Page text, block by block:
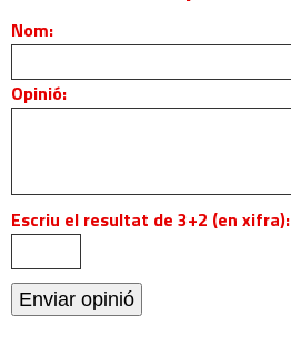
Nom:
Opinió:
Escriu el resultat de 3+2 (en xifra):